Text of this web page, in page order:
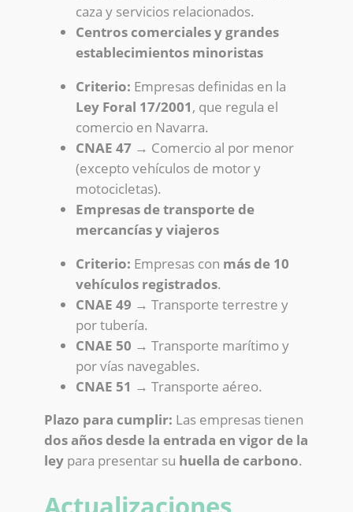
caza y servicios relacionados.
Centros comerciales y grandes
establecimientos minoristas
Criterio: Empresas definidas en la
Ley Foral 17/2001, que regula el
comercio en Navarra.
CNAE 47 → Comercio al por menor
(excepto vehículos de motor y
motocicletas).
Empresas de transporte de
mercancías y viajeros
Criterio: Empresas con más de 10
vehículos registrados.
CNAE 49 → Transporte terrestre y
por tubería.
CNAE 50 → Transporte marítimo y
por vías navegables.
CNAE 51 → Transporte aéreo.
Plazo para cumplir: Las empresas tienen
dos años desde la entrada en vigor de la
leypara presentar su huella de carbono.